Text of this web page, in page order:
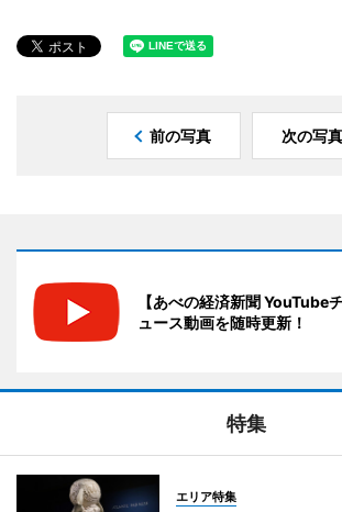
前の写真 次の写真
【あべの経済新聞
ュース動画を随時更新！
特集
エリア特集